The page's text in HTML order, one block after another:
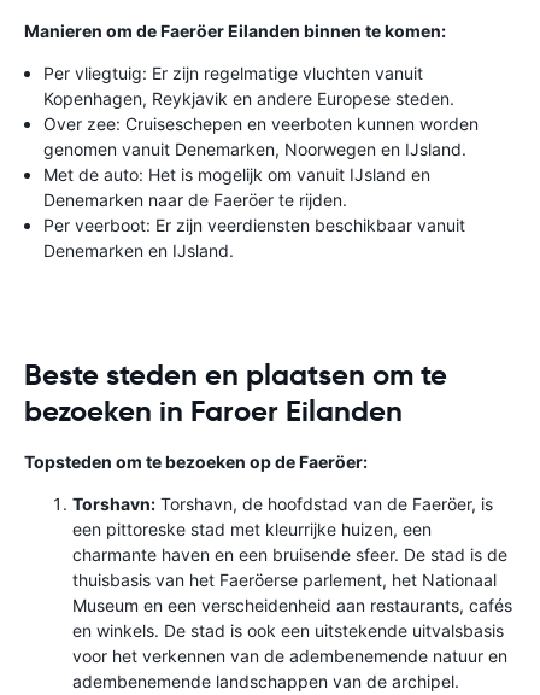
Manieren om de Faeröer Eilanden binnen te komen:
Per vliegtuig: Er zijn regelmatige vluchten vanuit
Kopenhagen, Reykjavik en andere Europese steden.
Over zee: Cruiseschepen en veerboten kunnen worden
genomen vanuit Denemarken, Noorwegen en IJsland.
Met de auto: Het is mogelijk om vanuit IJsland en
Denemarken naar de Faeröer te rijden.
Per veerboot: Er zijn veerdiensten beschikbaar vanuit
Denemarken en IJsland.
Beste steden en plaatsen om te
bezoeken in Faroer Eilanden
Topsteden om te bezoeken op de Faeröer:
Torshavn: Torshavn, de hoofdstad van de Faeröer, is
een pittoreske stad met kleurrijke huizen, een
charmante haven en een bruisende sfeer. De stad is de
thuisbasis van het Faeröerse parlement, het Nationaal
Museum en een verscheidenheid aan restaurants, cafés
en winkels. De stad is ook een uitstekende uitvalsbasis
voor het verkennen van de adembenemende natuur en
adembenemende landschappen van de archipel.